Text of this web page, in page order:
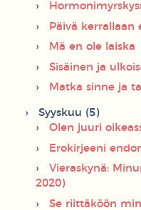
Päivä kerrallaan
Mä en ole laiska
Sisäinen ja
Matka sinne ja
Syyskuu (5)
Olen juuri
Erokirjeeni
Vieraskynä:
2020)
Se riittäköön